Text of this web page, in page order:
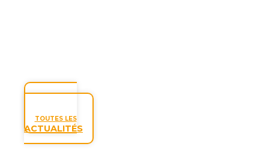
TOUTES LES
ACTUALITÉS